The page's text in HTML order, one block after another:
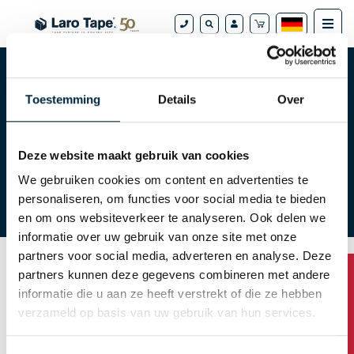
Toestemming Details Over
Deze website maakt gebruik van cookies
We gebruiken cookies om content en advertenties te
personaliseren, om functies voor social media te bieden
en om ons websiteverkeer te analyseren. Ook delen we
informatie over uw gebruik van onze site met onze
partners voor social media, adverteren en analyse. Deze
partners kunnen deze gegevens combineren met andere
informatie die u aan ze heeft verstrekt of die ze hebben
verzameld op basis van uw gebruik van hun services.
Tape webshop Klebeband
Klebeband von A bis Z Wie bestelle ich?
Downloads FAQ
Kennwort anfordern
Sie können Ihr Passwort , indem Sie Ihren